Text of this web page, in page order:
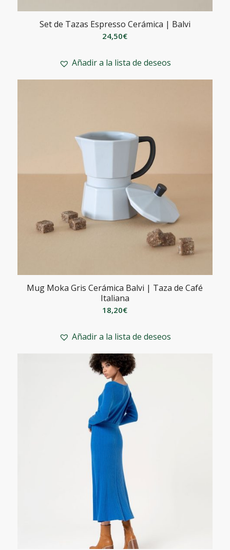
Set de Tazas Espresso Cerámica | Balvi
24,50€
Añadir a la lista de deseos
Mug Moka Gris Cerámica Balvi | Taza de Café
Italiana
18,20€
Añadir a la lista de deseos